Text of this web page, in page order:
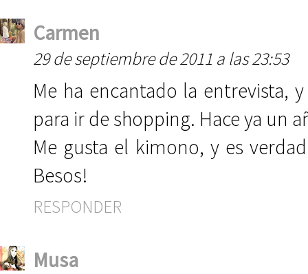
Carmen
29 de septiembre de 2011 a las 23:53
Me ha encantado la entrevista,
para ir de shopping. Hace ya un
Me gusta el kimono, y es
Besos!
RESPONDER
Musa